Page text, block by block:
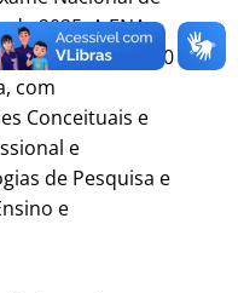
2025. A ENA
contendo 50
com
Conceituais e
e
de Pesquisa e
e